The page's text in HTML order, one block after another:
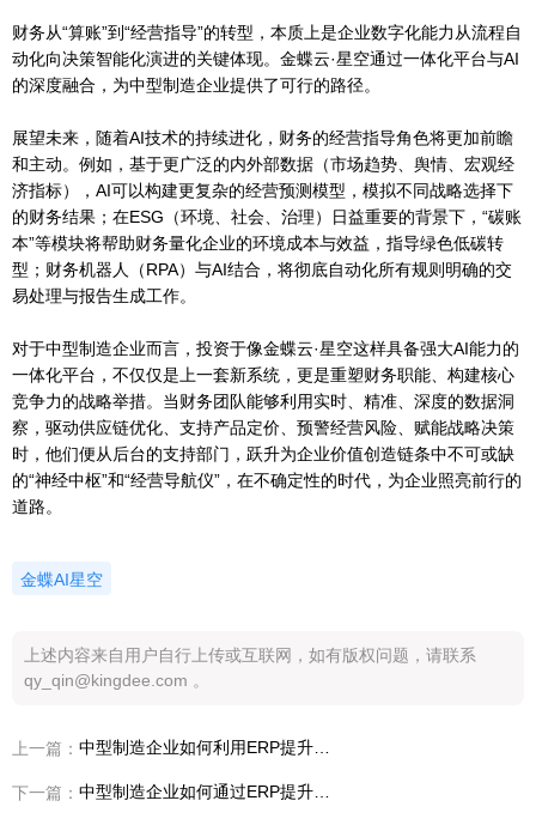
财务从“算账”到“经营指导”的转型，本质上是企业数字化能力从流程自
动化向决策智能化演进的关键体现。金蝶云·星空通过一体化平台与AI
的深度融合，为中型制造企业提供了可行的路径。
展望未来，随着AI技术的持续进化，财务的经营指导角色将更加前瞻
和主动。例如，基于更广泛的内外部数据（市场趋势、舆情、宏观经
济指标），AI可以构建更复杂的经营预测模型，模拟不同战略选择下
的财务结果；在ESG（环境、社会、治理）日益重要的背景下，“碳账
本”等模块将帮助财务量化企业的环境成本与效益，指导绿色低碳转
型；财务机器人（RPA）与AI结合，将彻底自动化所有规则明确的交
易处理与报告生成工作。
对于中型制造企业而言，投资于像金蝶云·星空这样具备强大AI能力的
一体化平台，不仅仅是上一套新系统，更是重塑财务职能、构建核心
竞争力的战略举措。当财务团队能够利用实时、精准、深度的数据洞
察，驱动供应链优化、支持产品定价、预警经营风险、赋能战略决策
时，他们便从后台的支持部门，跃升为企业价值创造链条中不可或缺
的“神经中枢”和“经营导航仪”，在不确定性的时代，为企业照亮前行的
道路。
金蝶AI星空
上述内容来自用户自行上传或互联网，如有版权问题，请联系
qy_qin@kingdee.com 。
上一篇：
下一篇：